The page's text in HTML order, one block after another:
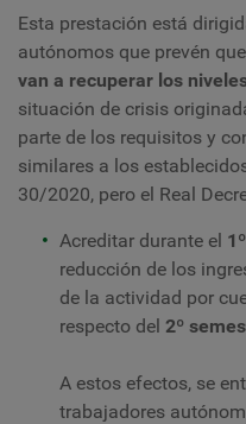
Esta prestación está
autónomos que prevén
van a recuperar los
situación de crisis
parte de los requisitos y
similares a los
30/2020, pero el Real
Acreditar durante el
reducción de los
de la actividad por
respecto del 2º
A estos efectos, se
trabajadores